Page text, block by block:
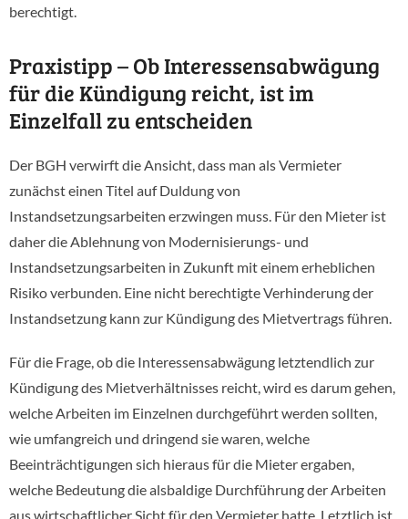
berechtigt.
Praxistipp – Ob Interessensabwägung
für die Kündigung reicht, ist im
Einzelfall zu entscheiden
Der BGH verwirft die Ansicht, dass man als Vermieter
zunächst einen Titel auf Duldung von
Instandsetzungsarbeiten erzwingen muss. Für den Mieter ist
daher die Ablehnung von Modernisierungs- und
Instandsetzungsarbeiten in Zukunft mit einem erheblichen
Risiko verbunden. Eine nicht berechtigte Verhinderung der
Instandsetzung kann zur Kündigung des Mietvertrags führen.
Für die Frage, ob die Interessensabwägung letztendlich zur
Kündigung des Mietverhältnisses reicht, wird es darum gehen,
welche Arbeiten im Einzelnen durchgeführt werden sollten,
wie umfangreich und dringend sie waren, welche
Beeinträchtigungen sich hieraus für die Mieter ergaben,
welche Bedeutung die alsbaldige Durchführung der Arbeiten
aus wirtschaftlicher Sicht für den Vermieter hatte. Letztlich ist